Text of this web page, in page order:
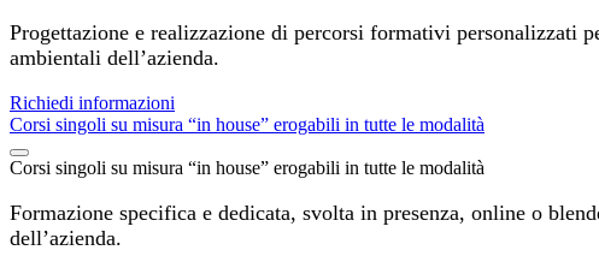
Progettazione e realizzazione di percorsi formativi personalizzati
ambientali dell’azienda.
Richiedi informazioni
Corsi singoli su misura “in house” erogabili in tutte le modalità
Corsi singoli su misura “in house” erogabili in tutte le modalità
Formazione specifica e dedicata, svolta in presenza, online o
dell’azienda.